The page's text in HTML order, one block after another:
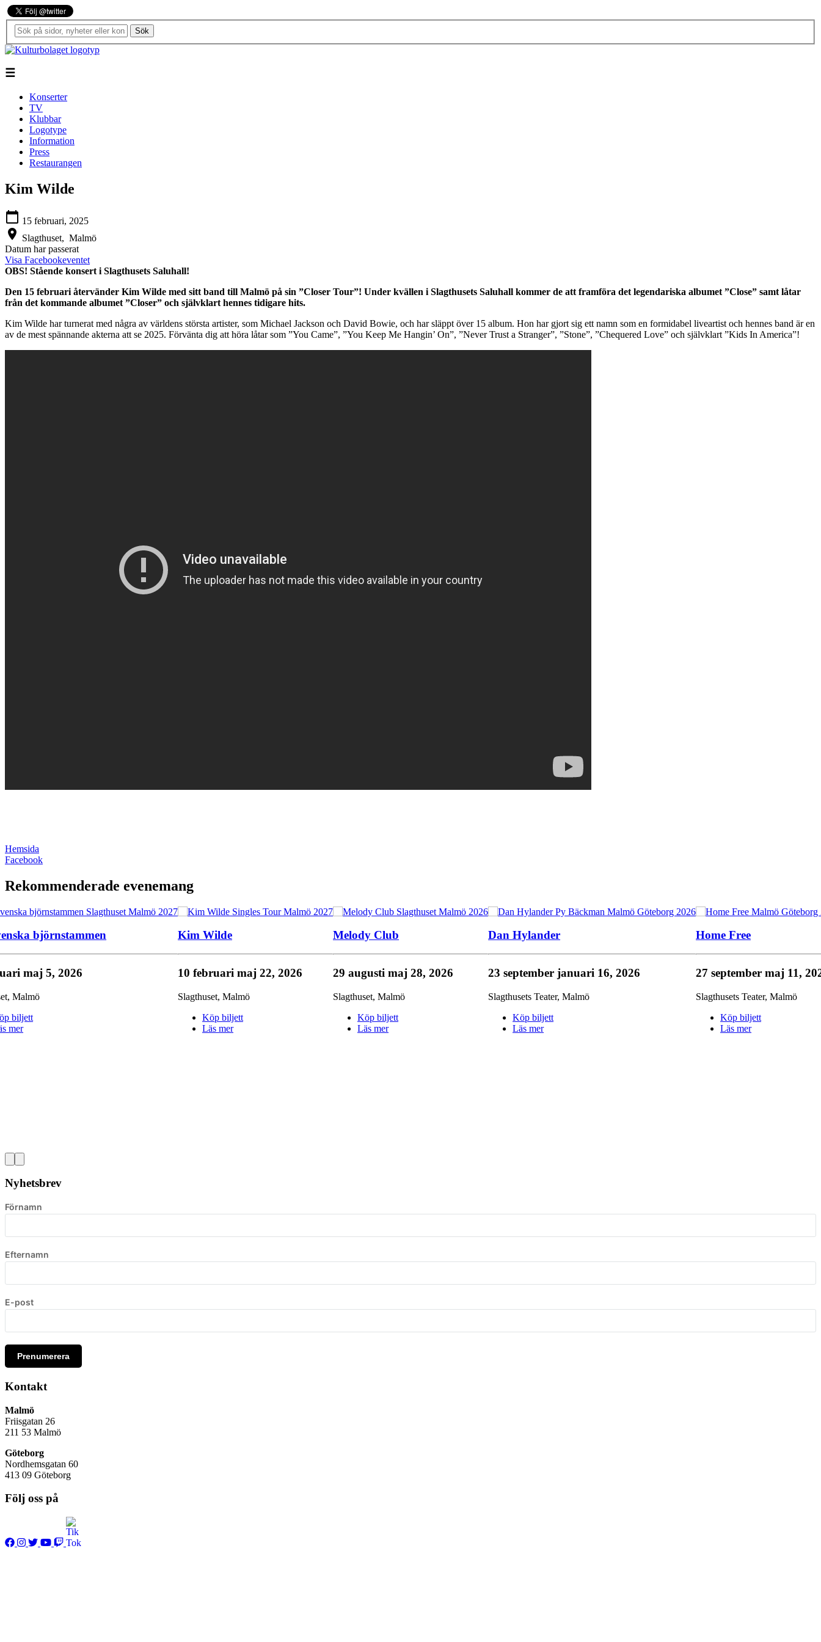
Sök
☰
Konserter
TV
Klubbar
Logotype
Information
Press
Restaurangen
Kim Wilde
calendar_today 15 februari, 2025
location_on Slagthuset, Malmö
Datum har passerat
Visa Facebookeventet
OBS! Stående konsert i Slagthusets Saluhall!
Den 15 februari återvänder Kim Wilde med sitt band till Malmö på sin ”Closer Tour”! Under kvällen i Slagthusets Saluhall kommer de att framföra det legendariska albumet ”Close” samt låtar
från det kommande albumet ”Closer” och självklart hennes tidigare hits.
Kim Wilde har turnerat med några av världens största artister, som Michael Jackson och David Bowie, och har släppt över 15 album. Hon har gjort sig ett namn som en formidabel liveartist och hennes band är en
av de mest spännande akterna att se 2025. Förvänta dig att höra låtar som ”You Came”, ”You Keep Me Hangin’ On”, ”Never Trust a Stranger”, ”Stone”, ”Chequered Love” och självklart ”Kids In America”!
Hemsida
Facebook
Rekommenderade evenemang
Melody Club
29 augustimaj 28, 2026
Slagthuset,Malmö
Köp biljett
Läs mer
Dan Hylander
23 septemberjanuari 16, 2026
Slagthusets Teater,Malmö
Köp biljett
Läs mer
Home Free
27 septembermaj 11,
Slagthusets Teater,Malmö
Köp biljett
Läs mer
björnstammen
maj 5, 2026
,Malmö
biljett
mer
Kim Wilde
10 februarimaj 22, 2026
Slagthuset,Malmö
Köp biljett
Läs mer
Nyhetsbrev
Förnamn
Efternamn
E-post
Prenumerera
Kontakt
Malmö
Friisgatan 26
211 53 Malmö
Göteborg
Nordhemsgatan 60
413 09 Göteborg
Följ oss på